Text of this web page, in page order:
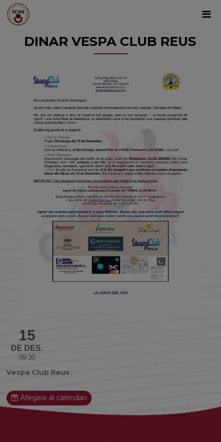
DINAR VESPA CLUB REUS
15
DE DES.
09:30
Vespa Club Reus
Afegeix al calendari